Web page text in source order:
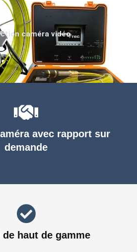
avec rapport sur
demande
haut de gamme
caméra vidéo